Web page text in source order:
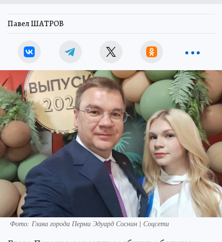
Павел ШАТРОВ
Фото: Глава города Перми Эдуард Соснин | Соцсети